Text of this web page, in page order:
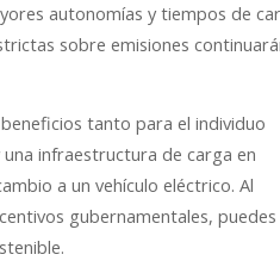
autonomías y tiempos de
sobre emisiones
tanto para el individuo
infraestructura de carga en
a un vehículo eléctrico. Al
gubernamentales, puedes